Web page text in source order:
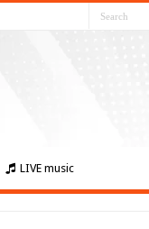
LIVE music